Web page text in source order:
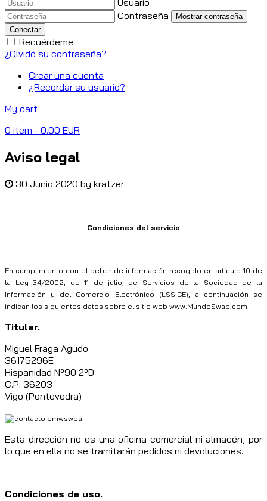
Usuario
Contraseña
Mostrar contraseña
Conectar
Recuérdeme
¿Olvidó su contraseña?
Crear una cuenta
¿Recordar su usuario?
My cart
0 item - 0.00 EUR
Aviso legal
30 Junio 2020 by kratzer
Condiciones del servicio
En cumplimiento con el deber de información recogido en artículo 10 de
la Ley 34/2002, de 11 de julio, de Servicios de la Sociedad de la
Información y del Comercio Electrónico (LSSICE), a continuación se
indican los siguientes datos sobre el sitio web www.MundoSwap.com
Titular.
Miguel Fraga Agudo
36175296E
Hispanidad Nº90 2ºD
C.P: 36203
Vigo (Pontevedra)
Esta dirección no es una oficina comercial ni almacén, por
lo que en ella no se tramitarán pedidos ni devoluciones.
Condiciones de uso.